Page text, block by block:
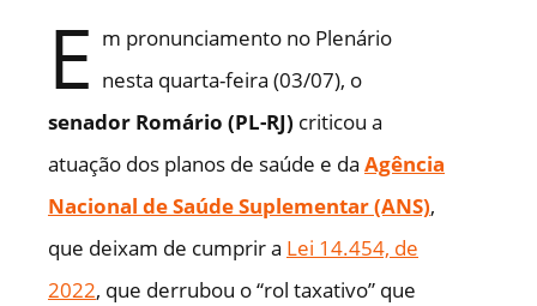
E m pronunciamento no Plenário
nesta quarta-feira (03/07), o
senador Romário (PL-RJ) criticou a
atuação dos planos de saúde e da Agência
Nacional de Saúde Suplementar (ANS),
que deixam de cumprir a Lei 14.454, de
2022, que derrubou o “rol taxativo” que